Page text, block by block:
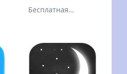
Бесплатная
официальным
билетам ГИБДД
ПДД 2022, 2023